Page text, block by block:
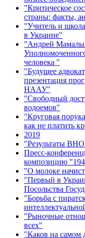
"Критическое
страны: факты,
"Учитель и
в Украине"
"Андрей
человека ''
"Будущее
презентация
НААУ"
"Свободный
водоемов"
"Круговая
как не платить
2019
"Результаты
Пресс-
композицию
"О молоке
"Первый в
Посольства
"Борьба с
"Рыночные
всех"
"Каков на самом